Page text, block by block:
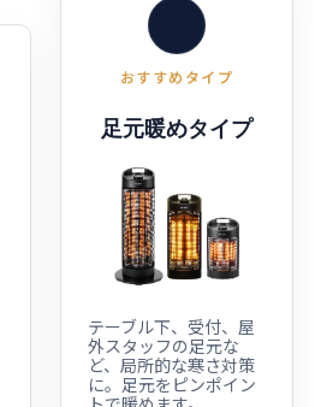
おすすめタイプ
足元暖めタイプ
テーブル下、受付、屋
外スタッフの足元な
ど、局所的な寒さ対策
に。足元をピンポイン